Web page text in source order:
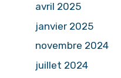
avril 2025
janvier 2025
novembre 2024
juillet 2024